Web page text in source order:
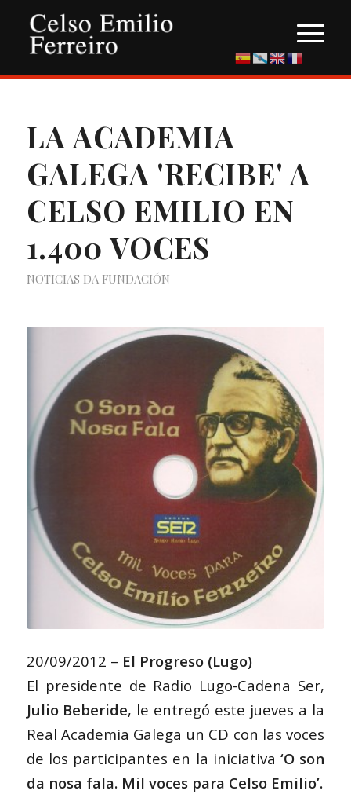
LA ACADEMIA
GALEGA 'RECIBE' A
CELSO EMILIO EN
1.400 VOCES
NOTICIAS DA FUNDACIÓN
20/09/2012 – El Progreso (Lugo)
El presidente de Radio Lugo-Cadena Ser,
Julio Beberide, le entregó este jueves a la
Real Academia Galega un CD con las voces
de los participantes en la iniciativa‘O son
da nosa fala. Mil voces para Celso Emilio’.